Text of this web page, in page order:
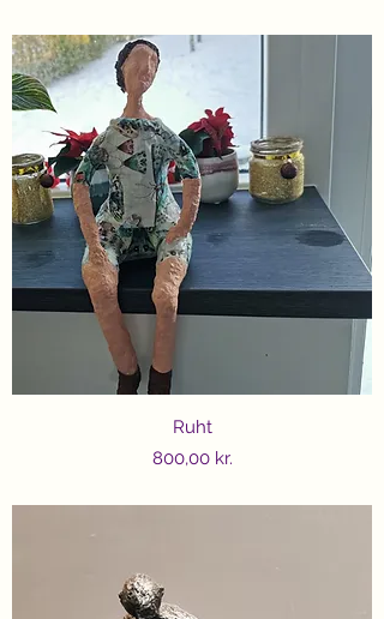
Ruht
Price
800,00 kr.